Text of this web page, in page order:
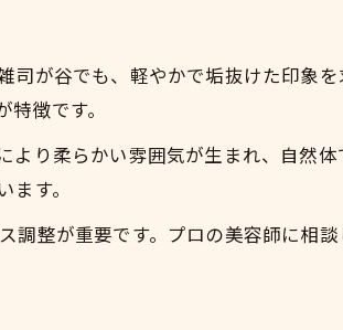
司が谷でも、軽やかで垢抜けた印象を
徴です。
より柔らかい雰囲気が生まれ、自然体
す。
調整が重要です。プロの美容師に相談